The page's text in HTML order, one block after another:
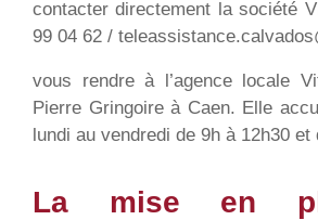
contacter directement la société
99 04 62 /
vous rendre à l’agence locale
Pierre Gringoire à Caen. Elle
lundi au vendredi de 9h à 12h30 et
La mise en